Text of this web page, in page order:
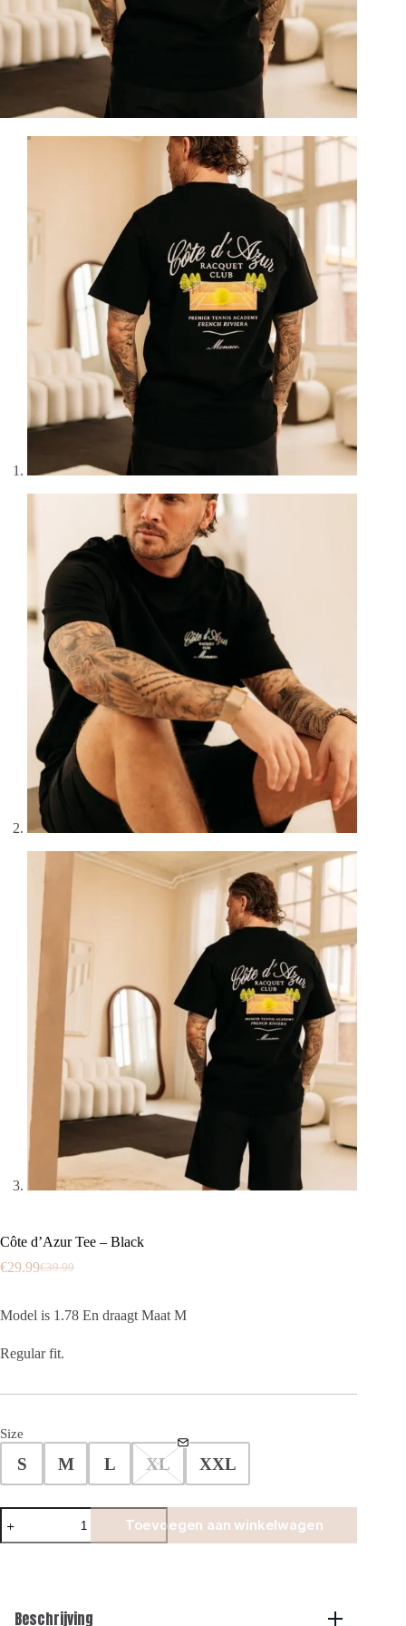
Côte d’Azur Tee – Black
€39.99
Oorspronkelijke
was:
€39.99.
€29.99Huidige
is:
€29.99.
Model is 1.78 En draagt Maat M
Regular fit.
Size
S M L XL XXL
Côte
d'Azur
Tee
Toevoegen aan winkelwagen
Beschrijving